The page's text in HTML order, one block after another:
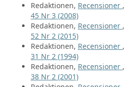
Redaktionen, Recensioner ,
45 Nr 3 (2008)
Redaktionen, Recensioner ,
52 Nr 2 (2015)
Redaktionen, Recensioner ,
31 Nr 2 (1994)
Redaktionen, Recensioner ,
38 Nr 2 (2001)